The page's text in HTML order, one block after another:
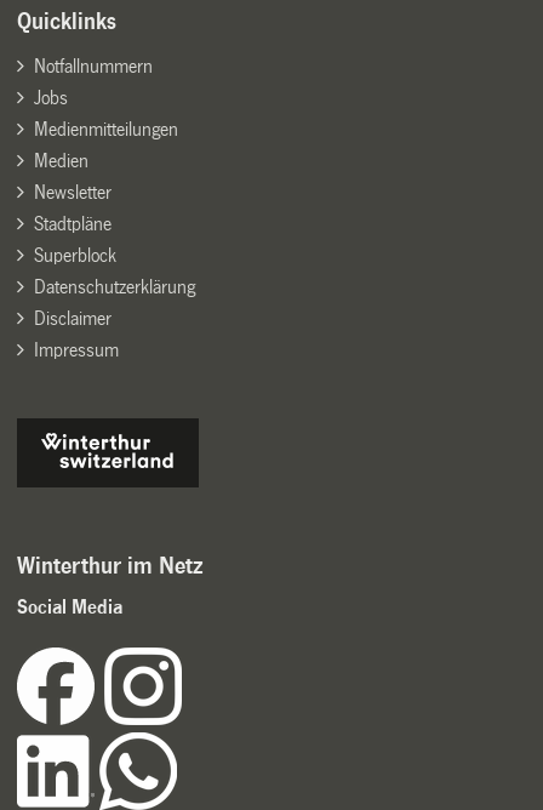
Quicklinks
Notfallnummern
Jobs
Medienmitteilungen
Medien
Newsletter
Stadtpläne
Superblock
Datenschutzerklärung
Disclaimer
Impressum
Winterthur im Netz
Social Media